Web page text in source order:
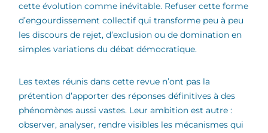
cette évolution comme inévitable. Refuser cette forme
d’engourdissement collectif qui transforme peu à peu
les discours de rejet, d’exclusion ou de domination en
simples variations du débat démocratique.
Les textes réunis dans cette revue n’ont pas la
prétention d’apporter des réponses définitives à des
phénomènes aussi vastes. Leur ambition est autre :
observer, analyser, rendre visibles les mécanismes qui